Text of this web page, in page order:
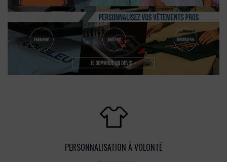
PERSONNALISATION À VOLONTÉ